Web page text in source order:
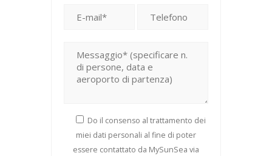
Do il consenso al trattamento dei
miei dati personali al fine di poter
essere contattato da MySunSea via